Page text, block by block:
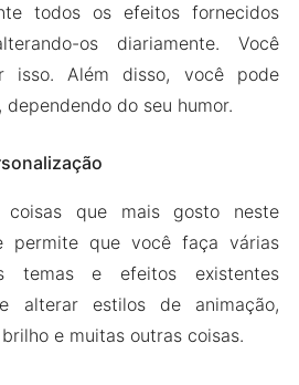
todos os efeitos fornecidos
os diariamente. Você
isso. Além disso, você pode
do seu humor.
coisas que mais gosto neste
permite que você faça várias
temas e efeitos existentes
alterar estilos de animação,
e muitas outras coisas.